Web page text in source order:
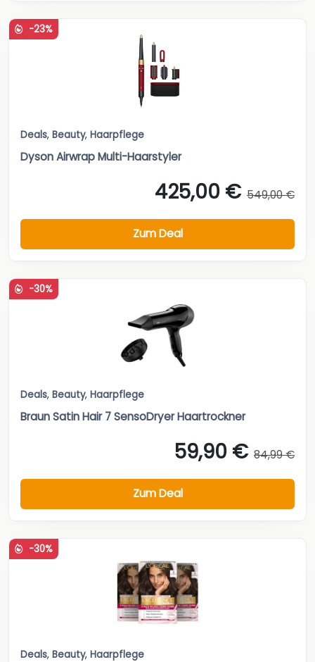
-23%
Deals, Beauty, Haarpflege
Dyson Airwrap Multi-Haarstyler
425,00 € 549,00 €
Zum Deal
-30%
Deals, Beauty, Haarpflege
Braun Satin Hair 7 SensoDryer Haartrockner
59,90 € 84,99 €
Zum Deal
-30%
Deals, Beauty, Haarpflege